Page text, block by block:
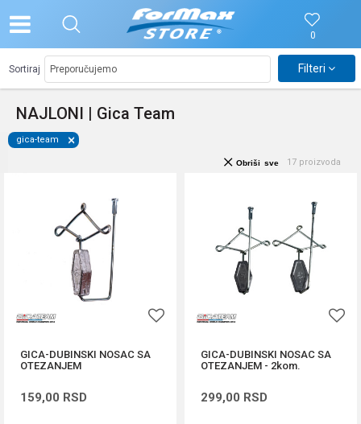
0
NAJLONI | Gica Team
Sortiraj Filteri
gica-team
17 proizvoda
Obriši sve
GICA-DUBINSKI NOSAC SA
OTEZANJEM
159,00 RSD
GICA-DUBINSKI NOSAC SA
OTEZANJEM - 2kom.
299,00 RSD